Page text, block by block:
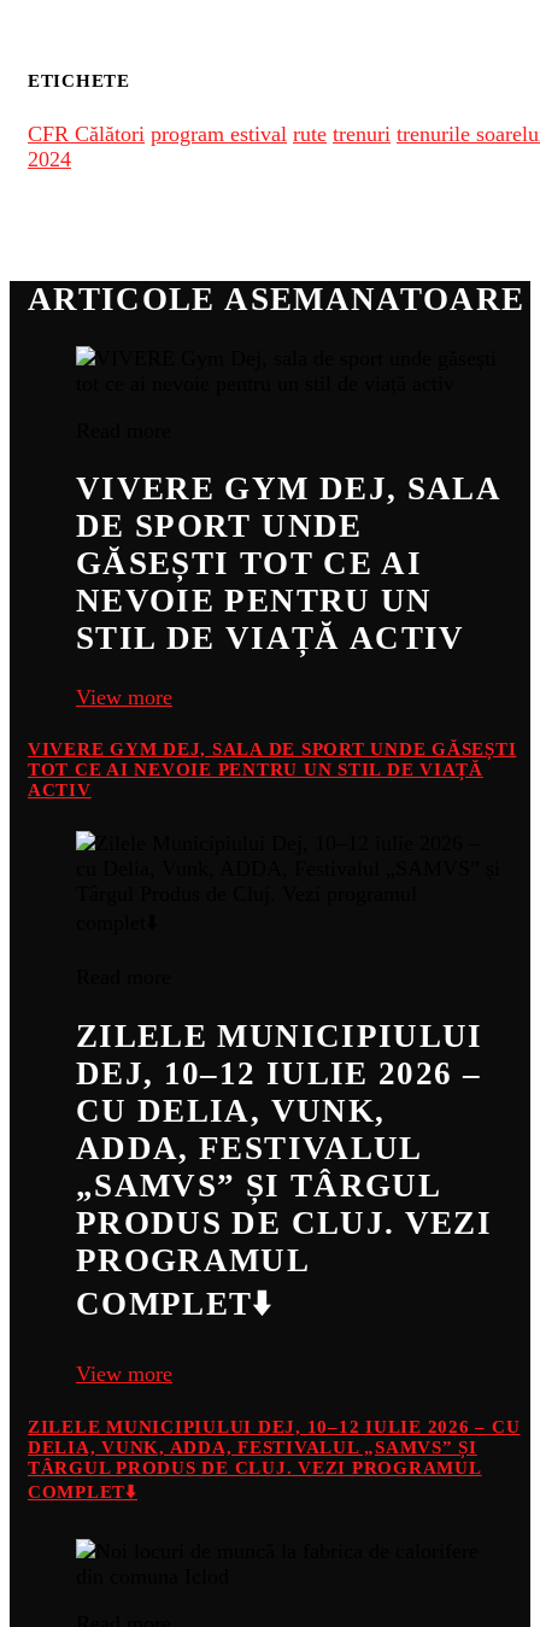
ETICHETE
CFR Călători program estival rute trenuri trenurile
2024
ARTICOLE ASEMANATOARE
VIVERE GYM DEJ, SALA
DE SPORT UNDE
GĂSEȘTI TOT CE AI
NEVOIE PENTRU UN
STIL DE VIAȚĂ ACTIV
View more
VIVERE GYM DEJ, SALA DE SPORT UNDE GĂSEȘTI
TOT CE AI NEVOIE PENTRU UN STIL DE VIAȚĂ
ACTIV
ZILELE MUNICIPIULUI
DEJ, 10–12 IULIE 2026 –
CU DELIA, VUNK,
ADDA, FESTIVALUL
„SAMVS” ȘI TÂRGUL
PRODUS DE CLUJ. VEZI
PROGRAMUL
COMPLET⬇️
View more
ZILELE MUNICIPIULUI DEJ, 10–12 IULIE 2026 – CU
DELIA, VUNK, ADDA, FESTIVALUL „SAMVS” ȘI
TÂRGUL PRODUS DE CLUJ. VEZI PROGRAMUL
COMPLET⬇️